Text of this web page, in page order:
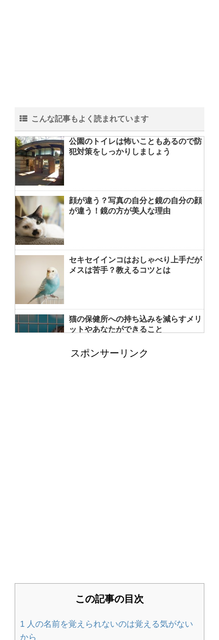
こんな記事もよく読まれています
公園のトイレは怖いこともあるので防
犯対策をしっかりしましょう
顔が違う？写真の自分と鏡の自分の顔
が違う！鏡の方が美人な理由
セキセイインコはおしゃべり上手だが
メスは苦手？教えるコツとは
猫の保健所への持ち込みを減らすメリ
ットやあなたができること
材の違いを比較
スポンサーリンク
この記事の目次
1 人の名前を覚えられないのは覚える気がない
から